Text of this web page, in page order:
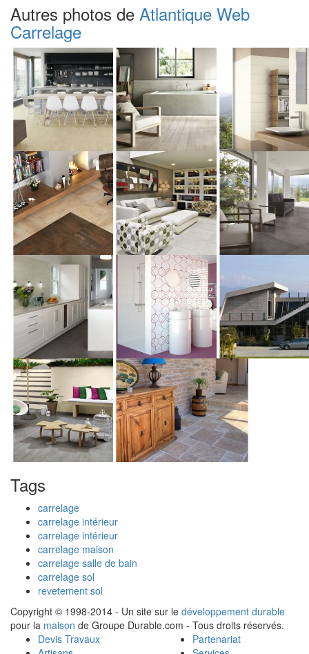
Autres photos de Atlantique Web
Carrelage
Tags
carrelage
carrelage intérieur
carrelage intérieur
carrelage maison
carrelage salle de bain
carrelage sol
revetement sol
Copyright © 1998-2014 - Un site sur le développement durable
pour la maison de Groupe Durable.com - Tous droits réservés.
Devis Travaux
Partenariat